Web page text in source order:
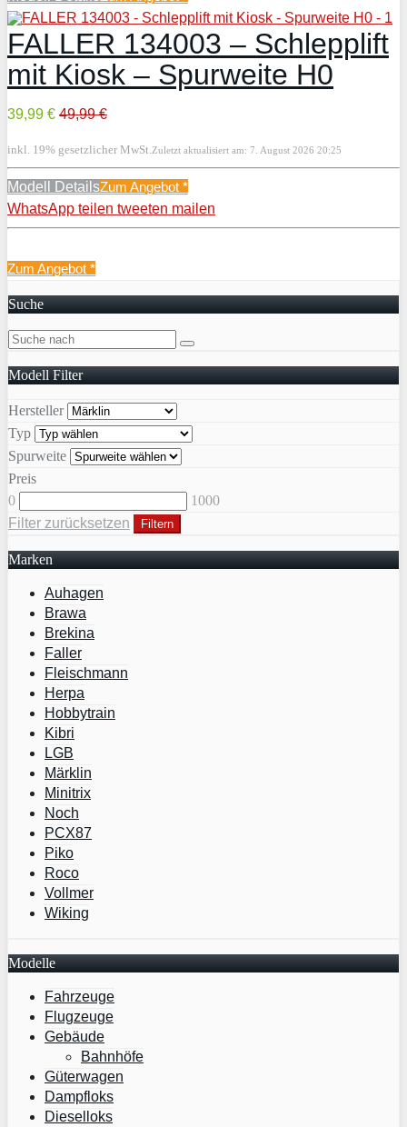
FALLER 134003 – Schlepplift
mit Kiosk – Spurweite H0
39,99 € 49,99 €
inkl. 19% gesetzlicher MwSt. Zuletzt aktualisiert am: 7. August 2026 20:25
Modell DetailsZum Angebot *
WhatsApp teilen tweeten mailen
Zum Angebot *
Suche
Modell Filter
Hersteller
Typ
Spurweite
Preis
0
1000
Filter zurücksetzen
Filtern
Marken
Auhagen
Brawa
Brekina
Faller
Fleischmann
Herpa
Hobbytrain
Kibri
LGB
Märklin
Minitrix
Noch
PCX87
Piko
Roco
Vollmer
Wiking
Modelle
Fahrzeuge
Flugzeuge
Gebäude
Bahnhöfe
Güterwagen
Dampfloks
Dieselloks